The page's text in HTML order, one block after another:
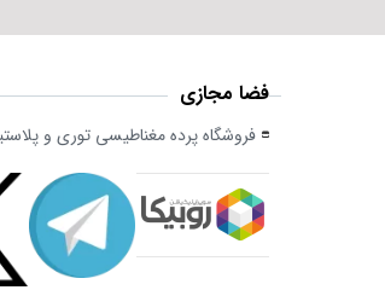
فضا مجازی
فروشگاه پرده مغناطیسی توری و